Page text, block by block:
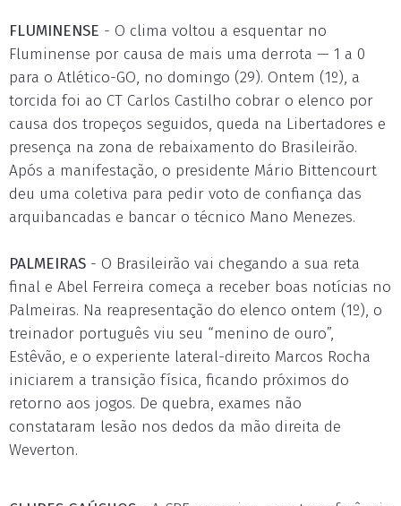
FLUMINENSE - O clima voltou a esquentar no
Fluminense por causa de mais uma derrota — 1 a 0
para o Atlético-GO, no domingo (29). Ontem (1º), a
torcida foi ao CT Carlos Castilho cobrar o elenco por
causa dos tropeços seguidos, queda na Libertadores e
presença na zona de rebaixamento do Brasileirão.
Após a manifestação, o presidente Mário Bittencourt
deu uma coletiva para pedir voto de confiança das
arquibancadas e bancar o técnico Mano Menezes.
PALMEIRAS - O Brasileirão vai chegando a sua reta
final e Abel Ferreira começa a receber boas notícias no
Palmeiras. Na reapresentação do elenco ontem (1º), o
treinador português viu seu “menino de ouro”,
Estêvão, e o experiente lateral-direito Marcos Rocha
iniciarem a transição física, ficando próximos do
retorno aos jogos. De quebra, exames não
constataram lesão nos dedos da mão direita de
Weverton.